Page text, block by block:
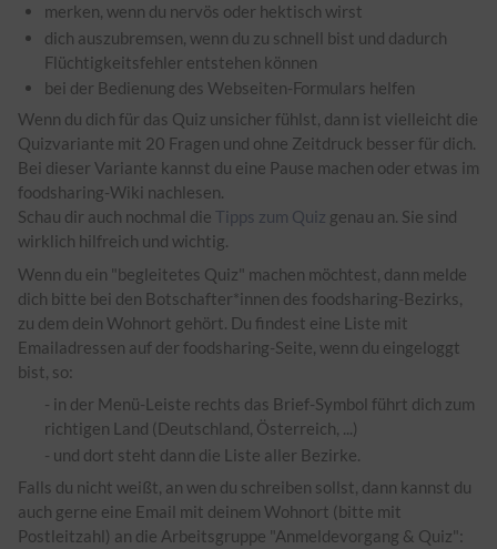
merken, wenn du nervös oder hektisch wirst
dich auszubremsen, wenn du zu schnell bist und dadurch
Flüchtigkeitsfehler entstehen können
bei der Bedienung des Webseiten-Formulars helfen
Wenn du dich für das Quiz unsicher fühlst, dann ist vielleicht die
Quizvariante mit 20 Fragen und ohne Zeitdruck besser für dich.
Bei dieser Variante kannst du eine Pause machen oder etwas im
foodsharing-Wiki nachlesen.
Schau dir auch nochmal die Tipps zum Quiz genau an. Sie sind
wirklich hilfreich und wichtig.
Wenn du ein "begleitetes Quiz" machen möchtest, dann melde
dich bitte bei den Botschafter*innen des foodsharing-Bezirks,
zu dem dein Wohnort gehört. Du findest eine Liste mit
Emailadressen auf der foodsharing-Seite, wenn du eingeloggt
bist, so:
- in der Menü-Leiste rechts das Brief-Symbol führt dich zum
richtigen Land (Deutschland, Österreich, ...)
- und dort steht dann die Liste aller Bezirke.
Falls du nicht weißt, an wen du schreiben sollst, dann kannst du
auch gerne eine Email mit deinem Wohnort (bitte mit
Postleitzahl) an die Arbeitsgruppe "Anmeldevorgang & Quiz":